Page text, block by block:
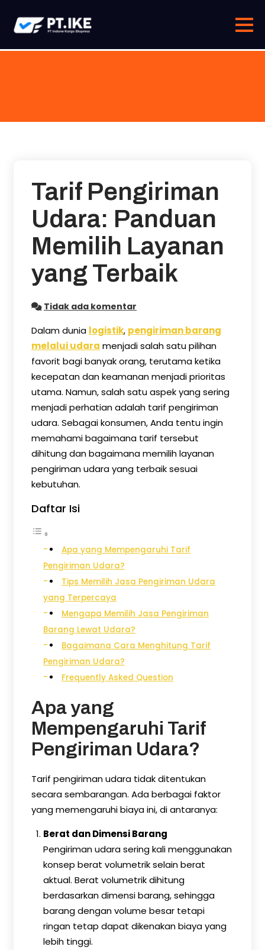
content
Tarif Pengiriman
Udara: Panduan
Memilih Layanan
yang Terbaik
Tidak ada komentar
Dalam dunia logistik, pengiriman barang
melalui udara menjadi salah satu pilihan
favorit bagi banyak orang, terutama ketika
kecepatan dan keamanan menjadi prioritas
utama. Namun, salah satu aspek yang sering
menjadi perhatian adalah tarif pengiriman
udara. Sebagai konsumen, Anda tentu ingin
memahami bagaimana tarif tersebut
dihitung dan bagaimana memilih layanan
pengiriman udara yang terbaik sesuai
kebutuhan.
Daftar Isi
Apa yang Mempengaruhi Tarif
Pengiriman Udara?
Tips Memilih Jasa Pengiriman Udara
yang Terpercaya
Mengapa Memilih Jasa Pengiriman
Barang Lewat Udara?
Bagaimana Cara Menghitung Tarif
Pengiriman Udara?
Frequently Asked Question
Apa yang
Mempengaruhi Tarif
Pengiriman Udara?
Tarif pengiriman udara tidak ditentukan
secara sembarangan. Ada berbagai faktor
yang memengaruhi biaya ini, di antaranya:
Berat dan Dimensi Barang
Pengiriman udara sering kali menggunakan
konsep berat volumetrik selain berat
aktual. Berat volumetrik dihitung
berdasarkan dimensi barang, sehingga
barang dengan volume besar tetapi
ringan tetap dapat dikenakan biaya yang
lebih tinggi.